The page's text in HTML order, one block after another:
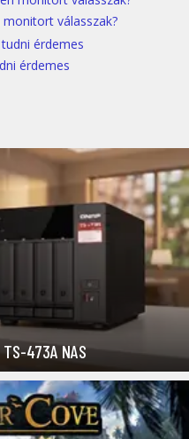
válasszak?
érdemes
473A NAS